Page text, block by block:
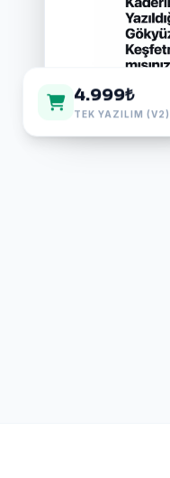
4.999₺
TEK YAZILIM (V2)